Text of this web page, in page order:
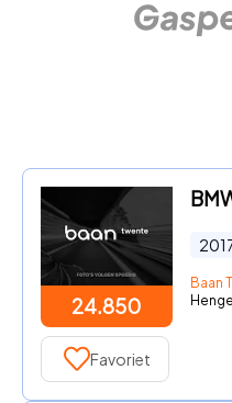
24.850
Baan
Favoriet